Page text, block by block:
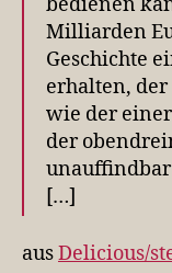
Milliarden
Geschichte
erhalten, der
wie der
der
[…]
ausDelicious/